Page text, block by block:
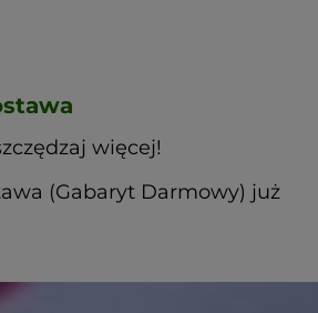
więcej!
(Gabaryt Darmowy) już